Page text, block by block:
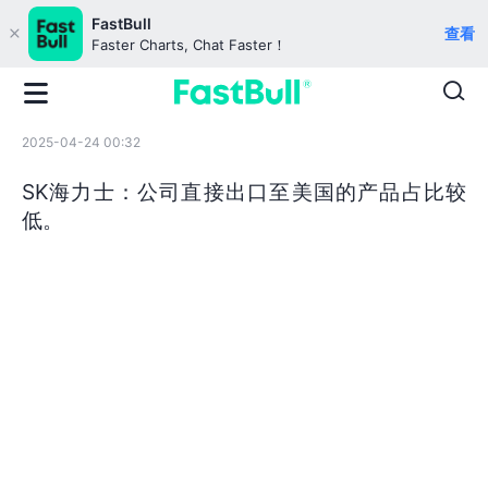
FastBull
Faster Charts, Chat Faster！
查看
2025-04-24 00:32
SK海力士：公司直接出口至美国的产品占比较
低。